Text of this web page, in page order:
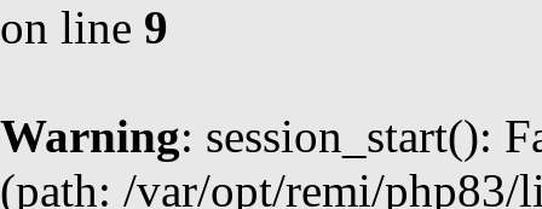
on line 9
Warning: session_start():
(path: /var/opt/remi/php83/